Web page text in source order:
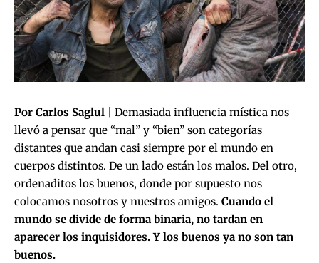
Por Carlos Saglul |
Demasiada influencia mística nos
llevó a pensar que “mal” y “bien” son categorías
distantes que andan casi siempre por el mundo en
cuerpos distintos. De un lado están los malos. Del otro,
ordenaditos los buenos, donde por supuesto nos
colocamos nosotros y nuestros amigos. Cuando el
mundo se divide de forma binaria, no tardan en
aparecer los inquisidores. Y los buenos ya no son tan
buenos.